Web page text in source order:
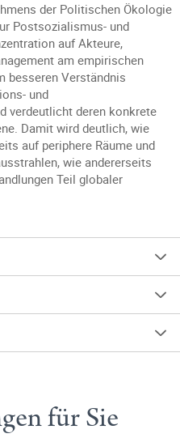
der Politischen Ökologie
Postsozialismus- und
auf Akteure,
am empirischen
besseren Verständnis
und
verdeutlicht deren konkrete
Damit wird deutlich, wie
auf periphere Räume und
wie andererseits
Teil globaler
für Sie